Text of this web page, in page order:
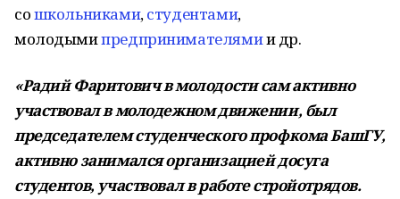
сошкольниками,студентами,
молодымипредпринимателямии др.
«Радий Фаритович в молодости сам активно
участвовал в молодежном движении, был
председателем студенческого профкома БашГУ,
активно занимался организацией досуга
студентов, участвовал в работе стройотрядов.